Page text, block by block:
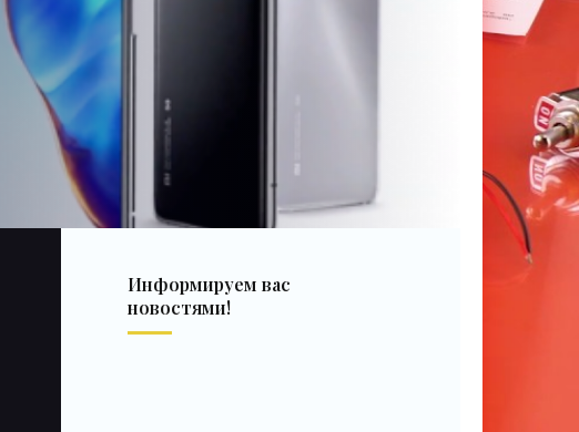
Информируем вас
новостями!